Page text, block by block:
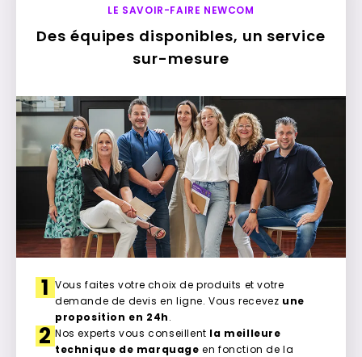
LE SAVOIR-FAIRE NEWCOM
Des équipes disponibles, un service
sur-mesure
1 Vous faites votre choix de produits et votre
demande de devis en ligne. Vous recevez une
proposition en 24h.
2 Nos experts vous conseillent la meilleure
technique de marquage en fonction de la